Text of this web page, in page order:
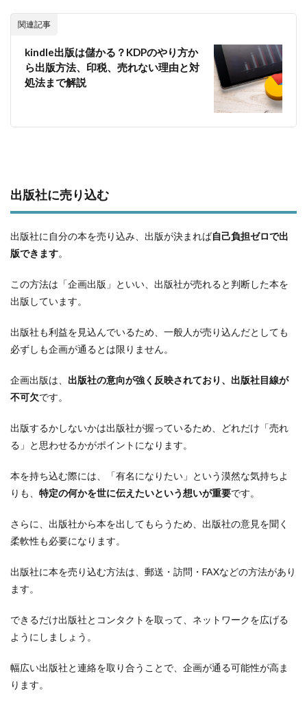
関連記事
kindle出版は儲かる？KDPのやり方か
ら出版方法、印税、売れない理由と対
処法まで解説
出版社に売り込む
出版社に自分の本を売り込み、出版が決まれば自己負担ゼロで出
版できます。
この方法は「企画出版」といい、出版社が売れると判断した本を
出版しています。
出版社も利益を見込んでいるため、一般人が売り込んだとしても
必ずしも企画が通るとは限りません。
企画出版は、 出版社の意向が強く反映されており、出版社目線が
不可欠です。
出版するかしないかは出版社が握っているため、どれだけ「売れ
る」と思わせるかがポイントになります。
本を持ち込む際には、「有名になりたい」という漠然な気持ちよ
りも、 特定の何かを世に伝えたいという想いが重要です。
さらに、出版社から本を出してもらうため、出版社の意見を聞く
柔軟性も必要になります。
出版社に本を売り込む方法は、郵送・訪問・FAXなどの方法があり
ます。
できるだけ出版社とコンタクトを取って、ネットワークを広げる
ようにしましょう。
幅広い出版社と連絡を取り合うことで、企画が通る可能性が高ま
ります。